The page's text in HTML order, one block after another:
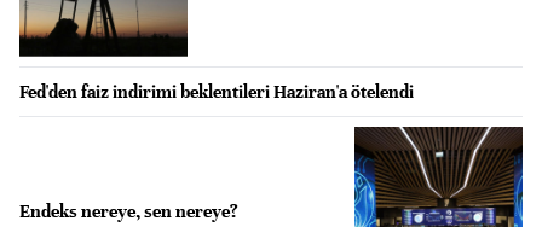
Fed'den faiz indirimi beklentileri Haziran'a ötelendi
Endeks nereye, sen nereye?